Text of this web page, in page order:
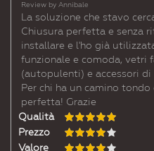
Review byAnnibale
La soluzione che stavo
Chiusura perfetta e senza
installare e l'ho già
funzionale e comoda, vetri
(autopulenti) e accessori
Per chi ha un camino tondo
perfetta! Grazie
Qualità
Prezzo
Valore